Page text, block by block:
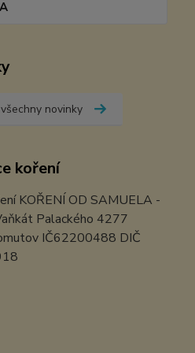
novinky
koření
KOŘENÍ OD SAMUELA -
Palackého 4277
IČ62200488 DIČ